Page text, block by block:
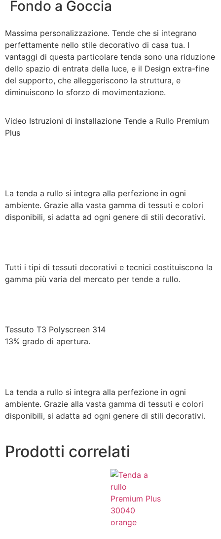
Fondo a Goccia
Massima personalizzazione. Tende che si integrano
perfettamente nello stile decorativo di casa tua. I
vantaggi di questa particolare tenda sono una riduzione
dello spazio di entrata della luce, e il Design extra-fine
del supporto, che alleggeriscono la struttura, e
diminuiscono lo sforzo di movimentazione.
Video Istruzioni di installazione Tende a Rullo Premium
Plus
La tenda a rullo si integra alla perfezione in ogni
ambiente. Grazie alla vasta gamma di tessuti e colori
disponibili, si adatta ad ogni genere di stili decorativi.
Tutti i tipi di tessuti decorativi e tecnici costituiscono la
gamma più varia del mercato per tende a rullo.
Tessuto T3 Polyscreen 314
13% grado di apertura.
La tenda a rullo si integra alla perfezione in ogni
ambiente. Grazie alla vasta gamma di tessuti e colori
disponibili, si adatta ad ogni genere di stili decorativi.
Prodotti correlati